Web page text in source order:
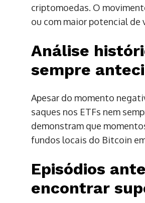
criptomoedas. O
ou com maior potencial de
Análise
sempre
Apesar do momento
saques nos ETFs nem
demonstram que
fundos locais do Bitcoin
Episódios
encontrar